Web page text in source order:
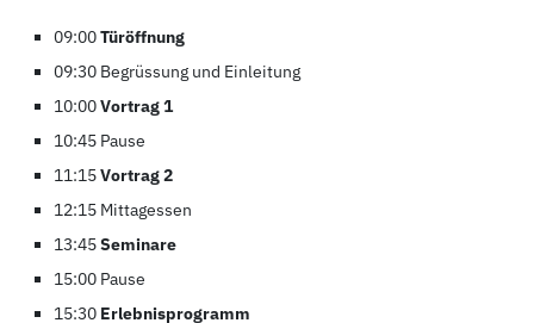
09:00Türöffnung
09:30 Begrüssung und Einleitung
10:00Vortrag 1
10:45 Pause
11:15Vortrag 2
12:15 Mittagessen
13:45Seminare
15:00 Pause
15:30 Erlebnisprogramm